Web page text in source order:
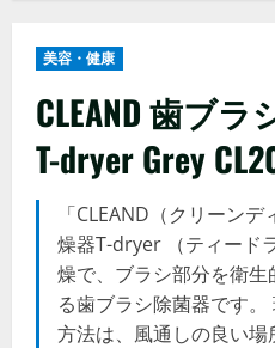
ュ
ー
美容・健康
CLEAND 歯ブ
T-dryer Grey
「CLEAND（クリーン
燥器T-dryer （ティード
燥で、ブラシ部分を衛
る歯ブラシ除菌器です
方法は、風通しの良い